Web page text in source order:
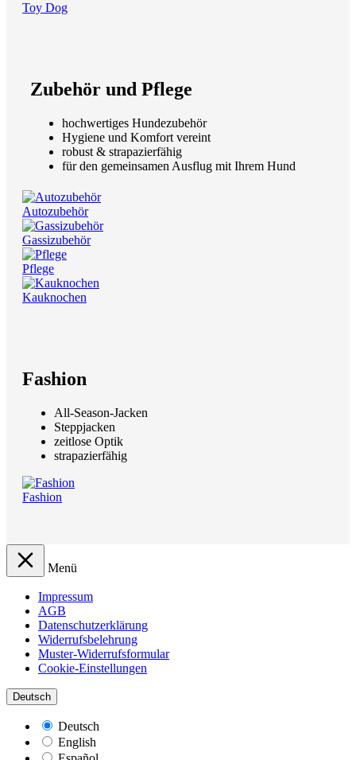
Toy Dog
Zubehör und Pflege
hochwertiges Hundezubehör
Hygiene und Komfort vereint
robust & strapazierfähig
für den gemeinsamen Ausflug mit Ihrem Hund
Autozubehör
Gassizubehör
Pflege
Kauknochen
Fashion
All-Season-Jacken
Steppjacken
zeitlose Optik
strapazierfähig
Fashion
Menü
Impressum
AGB
Datenschutzerklärung
Widerrufsbelehrung
Muster-Widerrufsformular
Cookie-Einstellungen
Deutsch
Deutsch
English